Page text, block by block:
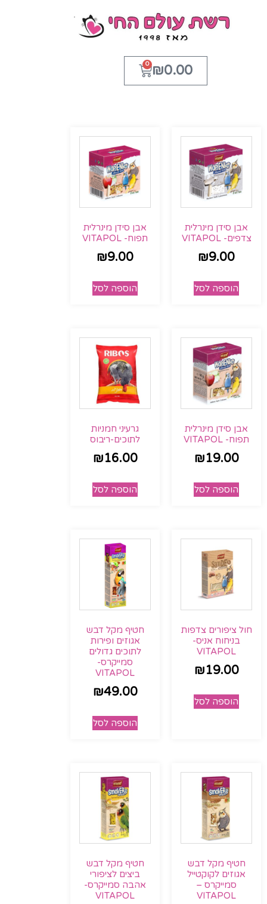
₪0.00
0
אבן סידן מינרלית
צדפים- VITAPOL
₪9.00
הוספה לסל
אבן סידן מינרלית
תפוח- VITAPOL
₪9.00
הוספה לסל
אבן סידן מינרלית
תפוח- VITAPOL
₪19.00
הוספה לסל
גרעיני חמניות
לתוכים-ריבוס
₪16.00
הוספה לסל
חול ציפורים צדפות
בניחוח אניס-
VITAPOL
₪19.00
הוספה לסל
חטיף מקל דבש
אגוזים ופירות
לתוכים גדולים
סמייקרס-
VITAPOL
₪49.00
הוספה לסל
חטיף מקל דבש
אגוזים לקוקטייל
סמייקרס –
VITAPOL
חטיף מקל דבש
ביצים לציפורי
אהבה סמייקרס-
VITAPOL